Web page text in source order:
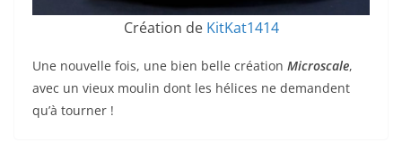
Création de KitKat1414
Une nouvelle fois, une bien belle création Microscale,
avec un vieux moulin dont les hélices ne demandent
qu’à tourner !